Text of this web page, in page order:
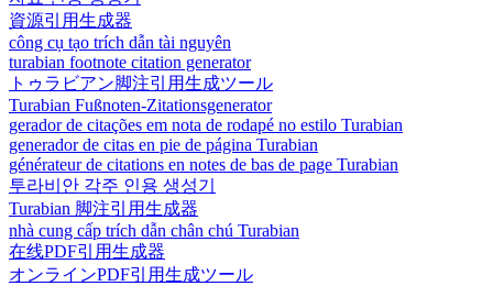
資源引用生成器
công cụ tạo trích dẫn tài nguyên
turabian footnote citation generator
トゥラビアン脚注引用生成ツール
Turabian Fußnoten-Zitationsgenerator
gerador de citações em nota de rodapé no estilo Turabian
generador de citas en pie de página Turabian
générateur de citations en notes de bas de page Turabian
투라비안 각주 인용 생성기
Turabian 脚注引用生成器
nhà cung cấp trích dẫn chân chú Turabian
在线PDF引用生成器
オンラインPDF引用生成ツール